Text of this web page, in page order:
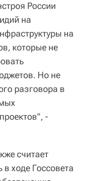
России
на
на
которые не
Но не
разговора в
-
считает
ходе Госсовета